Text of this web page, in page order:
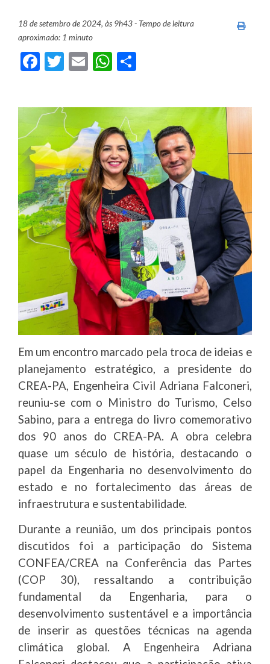
18 de setembro de 2024, às 9h43 - Tempo de leitura
aproximado: 1 minuto
Facebook
Twitter
EmailWhatsApp
Em um encontro marcado pela troca de ideias e
planejamento estratégico, a presidente do
CREA-PA, Engenheira Civil Adriana Falconeri,
reuniu-se com o Ministro do Turismo, Celso
Sabino, para a entrega do livro comemorativo
dos 90 anos do CREA-PA. A obra celebra
quase um século de história, destacando o
papel da Engenharia no desenvolvimento do
estado e no fortalecimento das áreas de
infraestrutura e sustentabilidade.
Durante a reunião, um dos principais pontos
discutidos foi a participação do Sistema
CONFEA/CREA na Conferência das Partes
(COP 30), ressaltando a contribuição
fundamental da Engenharia, para o
desenvolvimento sustentável e a importância
de inserir as questões técnicas na agenda
climática global. A Engenheira Adriana